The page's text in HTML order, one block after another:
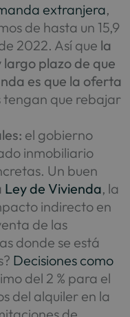
extranjera,
de hasta un 15,9
2022. Así que la
plazo de que
es que la oferta
tengan que rebajar
el gobierno
inmobiliario
Un buen
Ley de Vivienda, la
indirecto en
de las
donde se está
Decisiones como
del 2 % para el
del alquiler en la